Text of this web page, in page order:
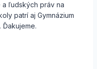
ľudských práv na
patrí aj Gymnázium
Ďakujeme.